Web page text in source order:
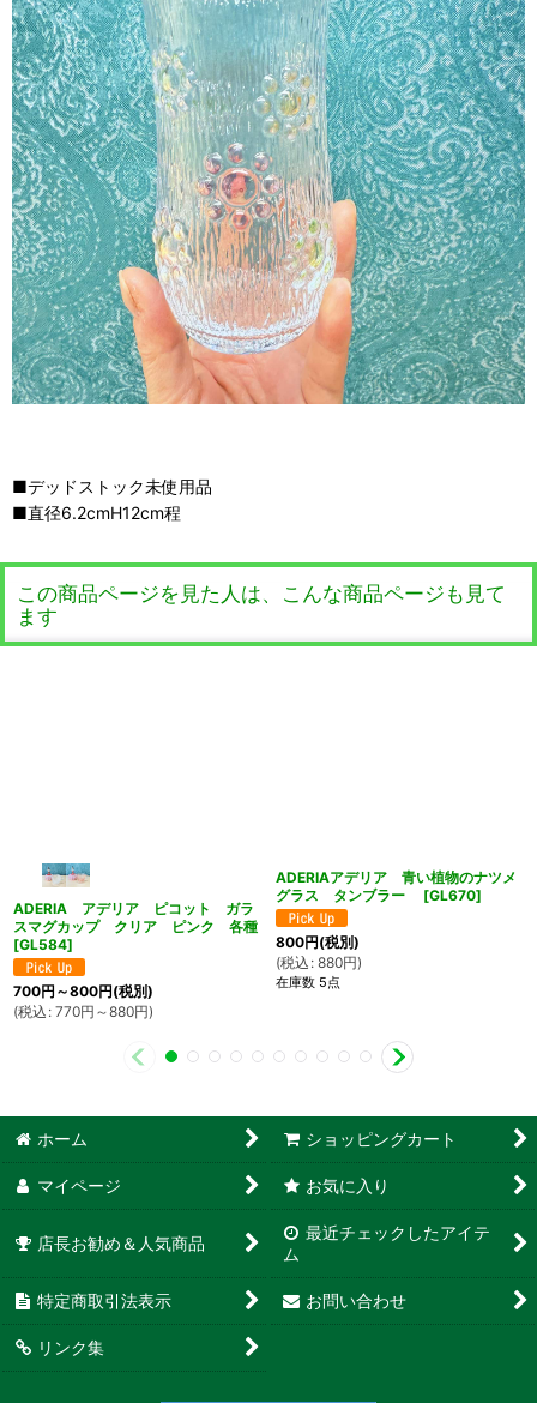
■デッドストック未使用品
■直径6.2cmH12cm程
この商品ページを見た人は、こんな商品ページも見て
ます
ADERIA アデリア ピコット ガラ
スマグカップ クリア ピンク 各種
[GL584]
700円 ～800円(税別)
(税込 : 770円 ～880円)
ADERIAアデリア 青い植物のナツメ
グラス タンブラー
[GL670]
800円(税別)
(税込 : 880円)
在庫数 5点
ホーム ショッピングカート
マイページ お気に入り
店長お勧め＆人気商品
最近チェックしたアイテ
ム
特定商取引法表示 お問い合わせ
リンク集